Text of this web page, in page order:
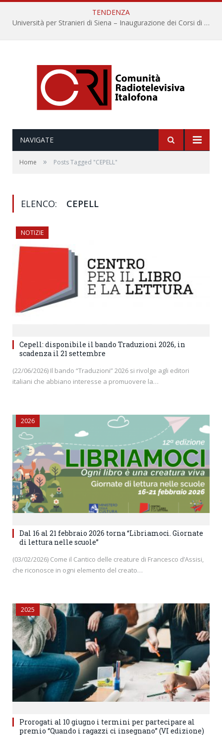
TENDENZA
Università per Stranieri di Siena – Inaugurazione dei Corsi di Lingua e Cultura Italiana, 109a annata
NAVIGATE
Home » Posts Tagged "CEPELL"
ELENCO: CEPELL
NOTIZIE
Cepell: disponibile il bando Traduzioni 2026, in
scadenza il 21 settembre
(22/06/2026) Il bando “Traduzioni” 2026 si rivolge agli editori
italiani che abbiano interesse a promuovere la…
2026
Dal 16 al 21 febbraio 2026 torna “Libriamoci. Giornate
di lettura nelle scuole”
(03/02/2026) Come il Cantico delle creature di Francesco d’Assisi,
che riconosce in ogni elemento del creato…
2025
Prorogati al 10 giugno i termini per partecipare al
premio “Quando i ragazzi ci insegnano” (VI edizione)